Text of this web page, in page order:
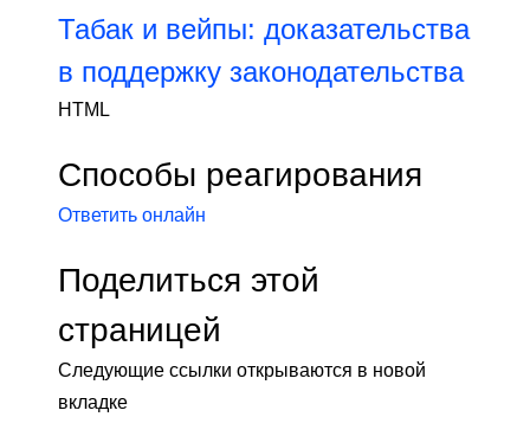
Табак и вейпы: доказательства
в поддержку законодательства
HTML
Способы реагирования
Ответить онлайн
Поделиться этой
страницей
Следующие ссылки открываются в новой
вкладке